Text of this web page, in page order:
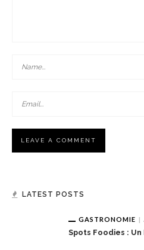
LATEST POSTS
GASTRONOMIE
Spots Foodies : Un